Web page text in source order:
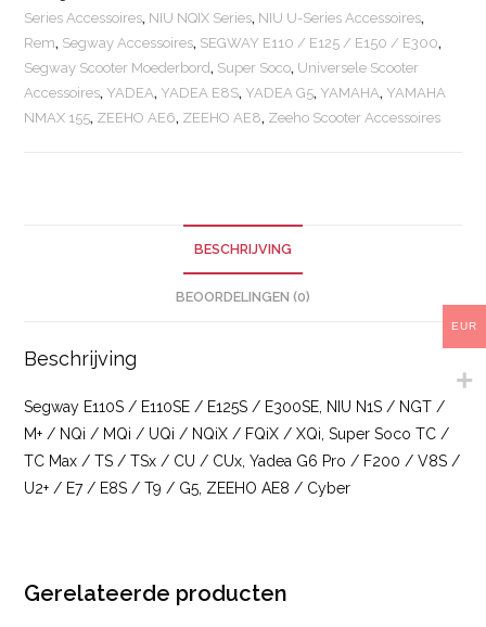
Series Accessoires, NIU NQIX Series, NIU U-Series Accessoires,
Rem, Segway Accessoires, SEGWAY E110 / E125 / E150 / E300,
Segway Scooter Moederbord, Super Soco, Universele Scooter
Accessoires, YADEA, YADEA E8S, YADEA G5, YAMAHA, YAMAHA
NMAX 155, ZEEHO AE6, ZEEHO AE8, Zeeho Scooter Accessoires
BESCHRIJVING
BEOORDELINGEN (0)
Beschrijving
Segway E110S / E110SE / E125S / E300SE, NIU N1S / NGT /
M+ / NQi / MQi / UQi / NQiX / FQiX / XQi, Super Soco TC /
TC Max / TS / TSx / CU / CUx, Yadea G6 Pro / F200 / V8S /
U2+ / E7 / E8S / T9 / G5, ZEEHO AE8 / Cyber
Gerelateerde producten
EUR